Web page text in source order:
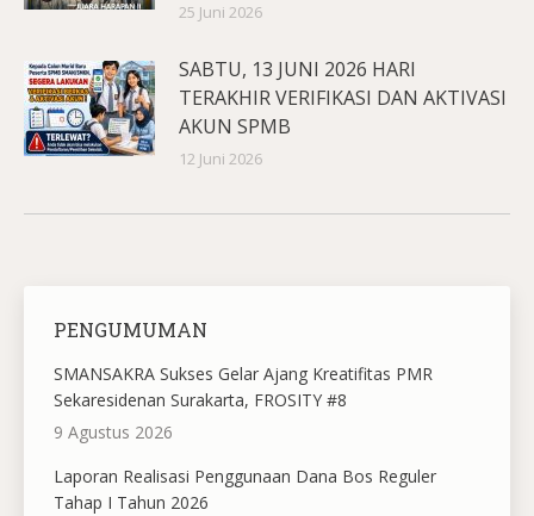
25 Juni 2026
SABTU, 13 JUNI 2026 HARI
TERAKHIR VERIFIKASI DAN AKTIVASI
AKUN SPMB
12 Juni 2026
PENGUMUMAN
SMANSAKRA Sukses Gelar Ajang Kreatifitas PMR
Sekaresidenan Surakarta, FROSITY #8
9 Agustus 2026
Laporan Realisasi Penggunaan Dana Bos Reguler
Tahap I Tahun 2026